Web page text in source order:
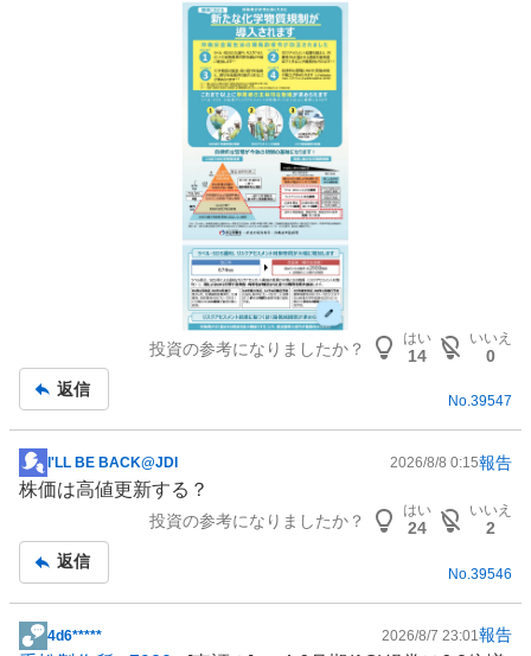
投資の参考になりましたか？
はい
14
いいえ
0
返信
No.39547
掲
示
事
I'LL BE BACK@JDI 2026/8/8 0:15報告
株価は高値更新する？
投資の参考になりましたか？
はい
24
いいえ
2
返信
No. 39546
掲
4d6***** 2026/8/7 23:01 報告